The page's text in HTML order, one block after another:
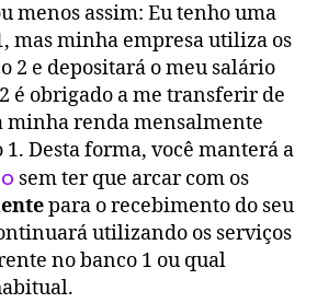
menos assim: Eu tenho uma
mas minha empresa utiliza os
2 e depositará o meu salário
é obrigado a me transferir de
minha renda mensalmente
1. Desta forma, você manterá a
sem ter que arcar com os
para o recebimento do seu
utilizando os serviços
no banco 1 ou qual